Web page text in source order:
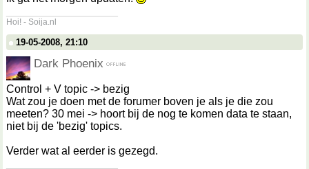
Hoi! - Soija.nl
19-05-2008, 21:10
Dark Phoenix
Control + V topic -> bezig
Wat zou je doen met de forumer boven je als je die zou
meeten? 30 mei -> hoort bij de nog te komen data te staan,
niet bij de 'bezig' topics.
Verder wat al eerder is gezegd.